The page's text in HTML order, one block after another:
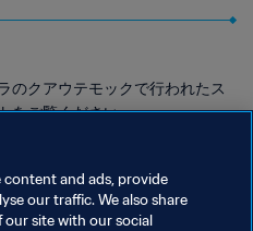
のクアウテモックで行われたス
をご覧ください。
content and ads, provide
our traffic. We also share
site with our social